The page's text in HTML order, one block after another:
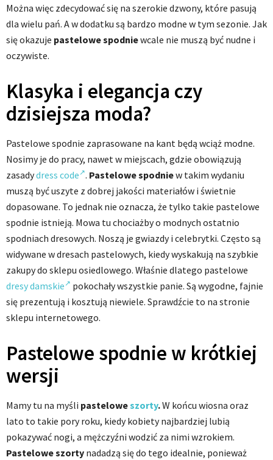
Można więc zdecydować się na szerokie dzwony, które pasują
dla wielu pań. A w dodatku są bardzo modne w tym sezonie. Jak
się okazuje pastelowe spodniewcale nie muszą być nudne i
oczywiste.
Klasyka i elegancja czy
dzisiejsza moda?
Pastelowe spodnie zaprasowane na kant będą wciąż modne.
Nosimy je do pracy, nawet w miejscach, gdzie obowiązują
zasadydress code . Pastelowe spodniew takim wydaniu
muszą być uszyte z dobrej jakości materiałów i świetnie
dopasowane. To jednak nie oznacza, że tylko takie pastelowe
spodnie istnieją. Mowa tu chociażby o modnych ostatnio
spodniach dresowych. Noszą je gwiazdy i celebrytki. Często są
widywane w dresach pastelowych, kiedy wyskakują na szybkie
zakupy do sklepu osiedlowego. Właśnie dlatego pastelowe
dresy damskie
pokochały wszystkie panie. Są wygodne, fajnie
się prezentują i kosztują niewiele. Sprawdźcie to na stronie
sklepu internetowego.
Pastelowe spodnie w krótkiej
wersji
Mamy tu na myśli pasteloweszorty.W końcu wiosna oraz
lato to takie pory roku, kiedy kobiety najbardziej lubią
pokazywać nogi, a mężczyźni wodzić za nimi wzrokiem.
Pastelowe szorty nadadzą się do tego idealnie, ponieważ